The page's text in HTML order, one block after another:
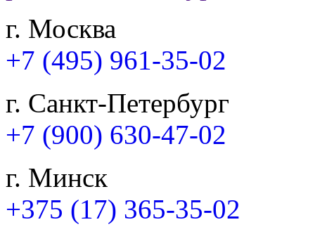
г. Москва
+7 (495) 961-35-02
г. Санкт-Петербург
+7 (900) 630-47-02
г. Минск
+375 (17) 365-35-02